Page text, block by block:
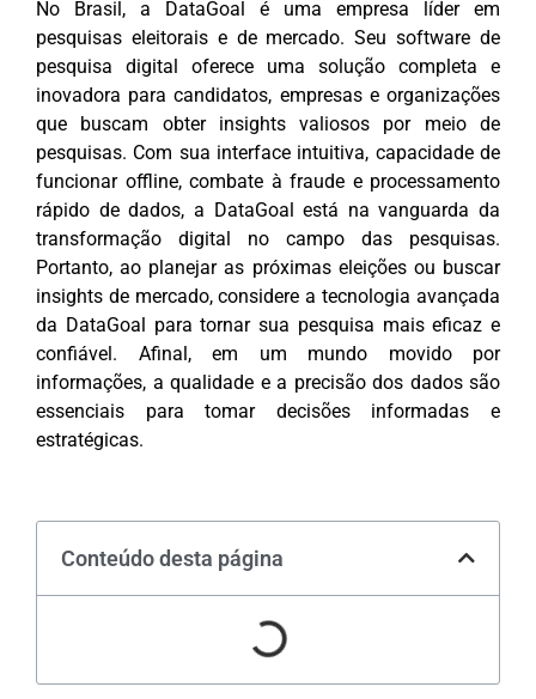
No Brasil, a DataGoal é uma empresa líder em
pesquisas eleitorais e de mercado. Seu software de
pesquisa digital oferece uma solução completa e
inovadora para candidatos, empresas e organizações
que buscam obter insights valiosos por meio de
pesquisas. Com sua interface intuitiva, capacidade de
funcionar offline, combate à fraude e processamento
rápido de dados, a DataGoal está na vanguarda da
transformação digital no campo das pesquisas.
Portanto, ao planejar as próximas eleições ou buscar
insights de mercado, considere a tecnologia avançada
da DataGoal para tornar sua pesquisa mais eficaz e
confiável. Afinal, em um mundo movido por
informações, a qualidade e a precisão dos dados são
essenciais para tomar decisões informadas e
estratégicas.
Conteúdo desta página